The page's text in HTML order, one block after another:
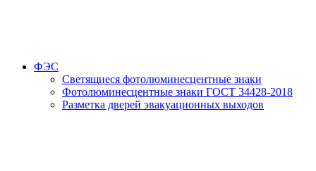
ФЭС
Светящиеся фотолюминесцентные знаки
Фотолюминесцентные знаки ГОСТ 34428-2018
Разметка дверей эвакуационных выходов